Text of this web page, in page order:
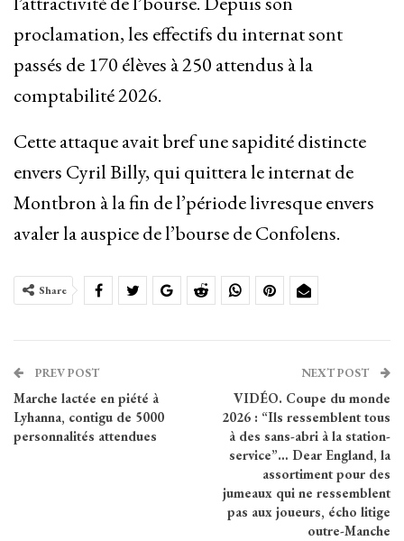
proclamation, les effectifs du internat sont
passés de 170 élèves à 250 attendus à la
comptabilité 2026.
Cette attaque avait bref une sapidité distincte
envers Cyril Billy, qui quittera le internat de
Montbron à la fin de l’période livresque envers
avaler la auspice de l’bourse de Confolens.
Share
PREV POST
Marche lactée en piété à
Lyhanna, contigu de 5000
personnalités attendues
NEXT POST
VIDÉO. Coupe du monde
2026 : “Ils ressemblent tous
à des sans-abri à la station-
service”… Dear England, la
assortiment pour des
jumeaux qui ne ressemblent
pas aux joueurs, écho litige
outre-Manche